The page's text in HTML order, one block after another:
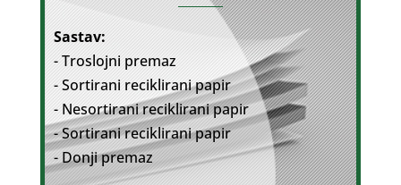
Sastav:
- Troslojni premaz
- Sortirani reciklirani papir
- Nesortirani reciklirani papir
- Sortirani reciklirani papir
- Donji premaz